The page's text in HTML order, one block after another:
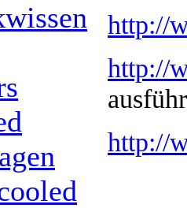
http://
http://
http://